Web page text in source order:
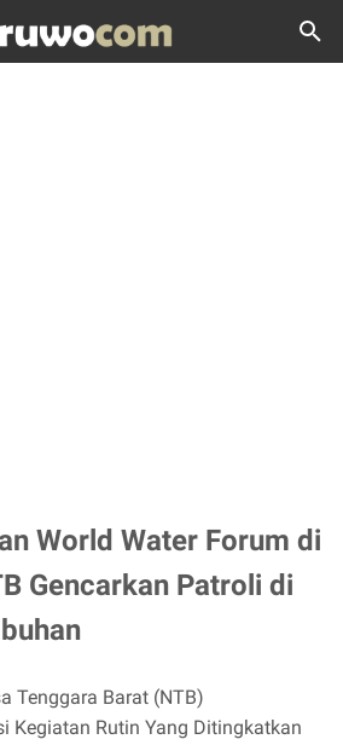
World Water Forum di
Gencarkan Patroli di
Tenggara Barat (NTB)
Kegiatan Rutin Yang Ditingkatkan